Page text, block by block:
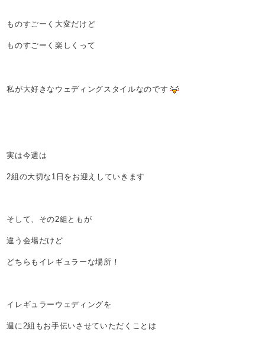
ものすごーく大変だけど
ものすごーく楽しくって
私が大好きなウェディングスタイルなのです
実は今週は
2組の大切な1日をお迎えしていきます
そして、その2組ともが
違う会場だけど
どちらもイレギュラーな場所！
イレギュラーウェディングを
週に2組もお手伝いさせていただくことは